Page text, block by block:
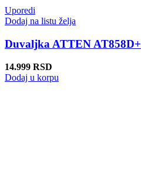
Uporedi
Dodaj na listu želja
Duvaljka ATTEN AT858D+
14.999 RSD
Dodaj u korpu